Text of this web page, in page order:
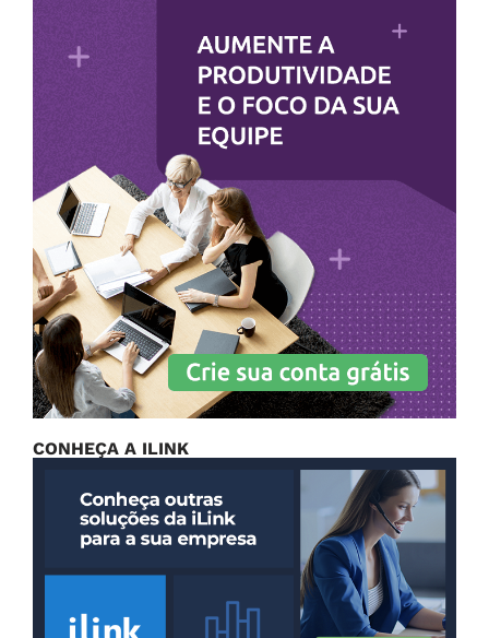
CONHEÇA A ILINK